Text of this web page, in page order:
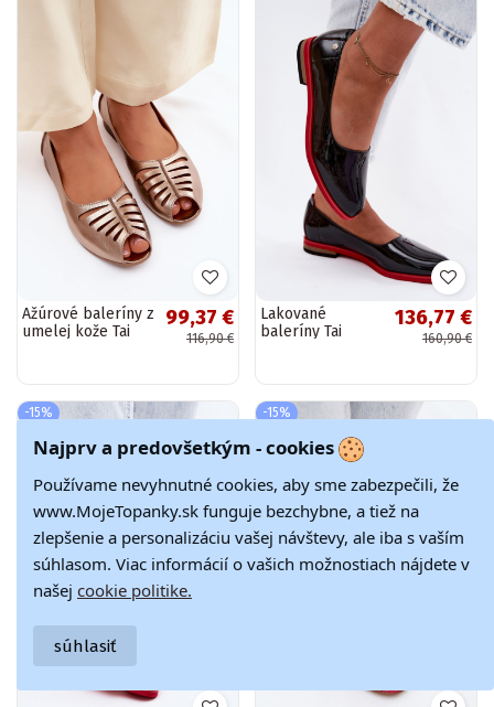
Ažúrové baleríny z
umelej kože Tai
99,37 €
116,90 €
Lakované
baleríny Tai
136,77 €
160,90 €
-15% -15%
Najprv a predovšetkým - cookies
Používame nevyhnutné cookies, aby sme zabezpečili, že
www.MojeTopanky.sk funguje bezchybne, a tiež na
zlepšenie a personalizáciu vašej návštevy, ale iba s vaším
súhlasom. Viac informácií o vašich možnostiach nájdete v
našej cookie politike.
súhlasiť